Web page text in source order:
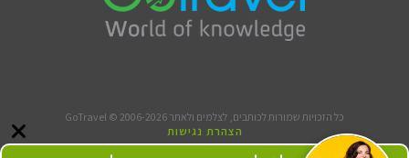
כל הזכויות שמורות לכותבים, לצלמים ולאתר GoTravel © 2006-2026
הצהרת נגישות
תנאי שימוש